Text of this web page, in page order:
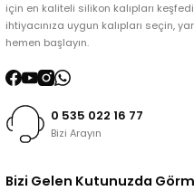
için en kaliteli silikon kalıpları
ihtiyacınıza uygun kalıpları seçin,
hemen başlayın.
0 535 022 16 77
Bizi Arayın
Bizi Gelen Kutunuzda